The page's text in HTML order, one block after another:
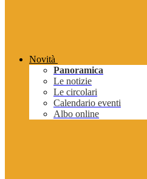
Novità
Panoramica
Le notizie
Le circolari
Calendario eventi
Albo online